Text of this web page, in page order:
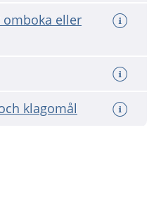
omboka eller
klagomål